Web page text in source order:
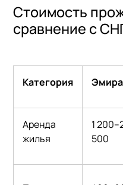
Стоимость
сравнение с
Категория
Аренда
жилья
1
500